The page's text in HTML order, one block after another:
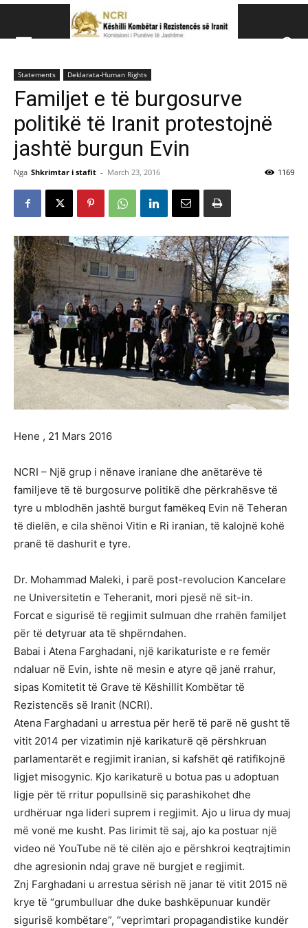
Këshillit Kombëtar të Rezistencës së Iranit (NCRI)
Statements Deklarata-Human Rights
Familjet e të burgosurve
politikë të Iranit protestojnë
jashtë burgun Evin
Nga Shkrimtar i stafit - March 23, 2016 1169
Hene , 21 Mars 2016
NCRI – Një grup i nënave iraniane dhe anëtarëve të
familjeve të të burgosurve politikë dhe përkrahësve të
tyre u mblodhën jashtë burgut famëkeq Evin në Teheran
të dielën, e cila shënoi Vitin e Ri iranian, të kalojnë kohë
pranë të dashurit e tyre.
Dr. Mohammad Maleki, i parë post-revolucion Kancelare
ne Universitetin e Teheranit, mori pjesë në sit-in.
Forcat e sigurisë të regjimit sulmuan dhe rrahën familjet
për të detyruar ata të shpërndahen.
Babai i Atena Farghadani, një karikaturiste e re femër
ndaluar në Evin, ishte në mesin e atyre që janë rrahur,
sipas Komitetit të Grave të Këshillit Kombëtar të
Rezistencës së Iranit (NCRI).
Atena Farghadani u arrestua për herë të parë në gusht të
vitit 2014 per vizatimin një karikaturë që përshkruan
parlamentarët e regjimit iranian, si kafshët që ratifikojnë
ligjet misogynic. Kjo karikaturë u botua pas u adoptuan
ligje për të rritur popullsinë siç parashikohet dhe
urdhëruar nga lideri suprem i regjimit. Ajo u lirua dy muaj
më vonë me kusht. Pas lirimit të saj, ajo ka postuar një
video në YouTube në të cilën ajo e përshkroi keqtrajtimin
dhe agresionin ndaj grave në burgjet e regjimit.
Znj Farghadani u arrestua sërish në janar të vitit 2015 në
krye të “grumbulluar dhe duke bashkëpunuar kundër
sigurisë kombëtare”, “veprimtari propagandistike kundër